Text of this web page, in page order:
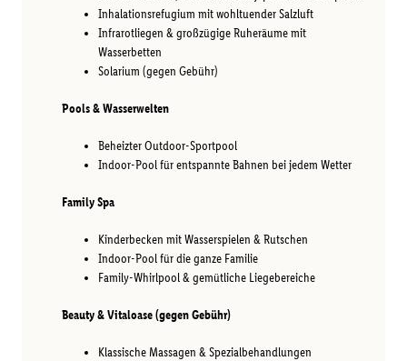
Inhalationsrefugium mit wohltuender Salzluft
Infrarotliegen & großzügige Ruheräume mit
Wasserbetten
Solarium (gegen Gebühr)
Pools & Wasserwelten
Beheizter Outdoor-Sportpool
Indoor-Pool für entspannte Bahnen bei jedem Wetter
Family Spa
Kinderbecken mit Wasserspielen & Rutschen
Indoor-Pool für die ganze Familie
Family-Whirlpool & gemütliche Liegebereiche
Beauty & Vitaloase (gegen Gebühr)
Klassische Massagen & Spezialbehandlungen